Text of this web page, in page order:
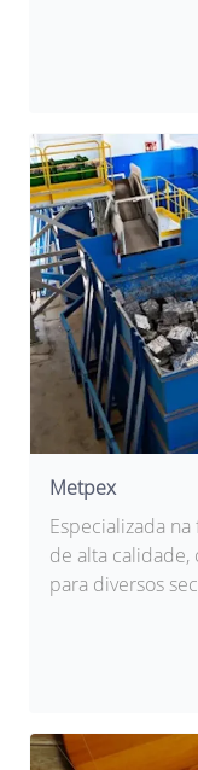
Metpex
Especializada
de alta
para diversos